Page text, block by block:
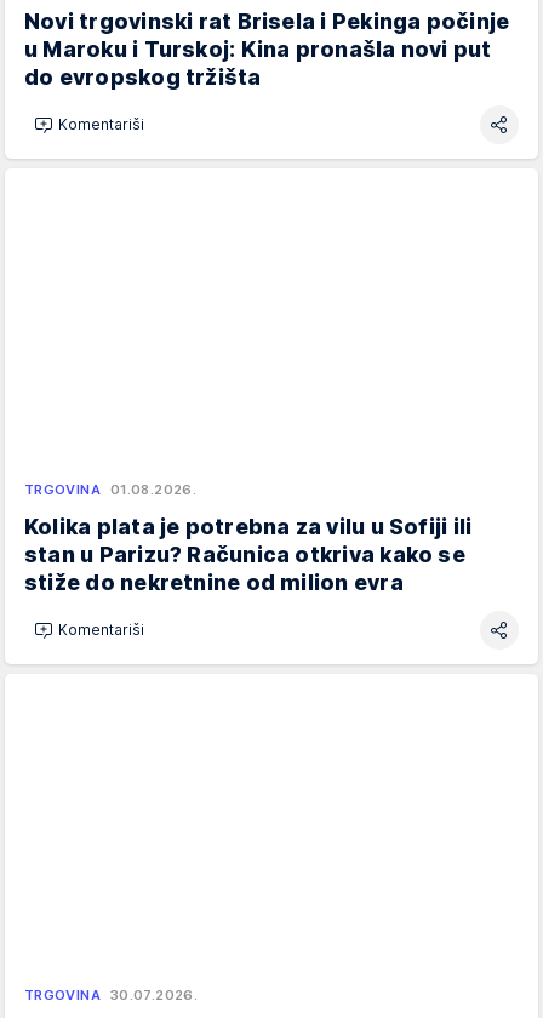
Novi trgovinski rat Brisela i Pekinga počinje
u Maroku i Turskoj: Kina pronašla novi put
do evropskog tržišta
Komentariši
TRGOVINA 01.08.2026.
Kolika plata je potrebna za vilu u Sofiji ili
stan u Parizu? Računica otkriva kako se
stiže do nekretnine od milion evra
Komentariši
TRGOVINA 30.07.2026.